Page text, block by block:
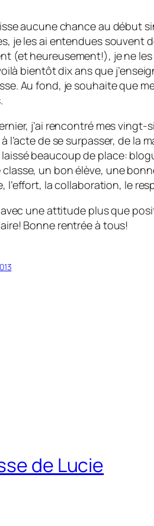
aucune chance au début
je les ai entendues souvent
(et heureusement!), je ne
bientôt dix ans que
Au fond, je souhaite que
j’ai rencontré mes
à l’acte de se surpasser, de la
beaucoup de place:
un bon élève, une
l’effort, la collaboration, le
avec une attitude plus que
Bonne rentrée à tous!
de Lucie